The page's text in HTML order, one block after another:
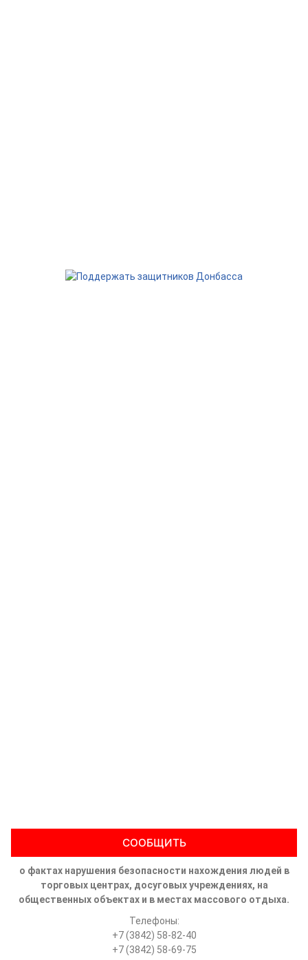
СООБЩИТЬ
о фактах нарушения безопасности нахождения людей в
торговых центрах, досуговых учреждениях, на
общественных объектах и в местах массового отдыха.
Телефоны:
+7 (3842) 58-82-40
+7 (3842) 58-69-75